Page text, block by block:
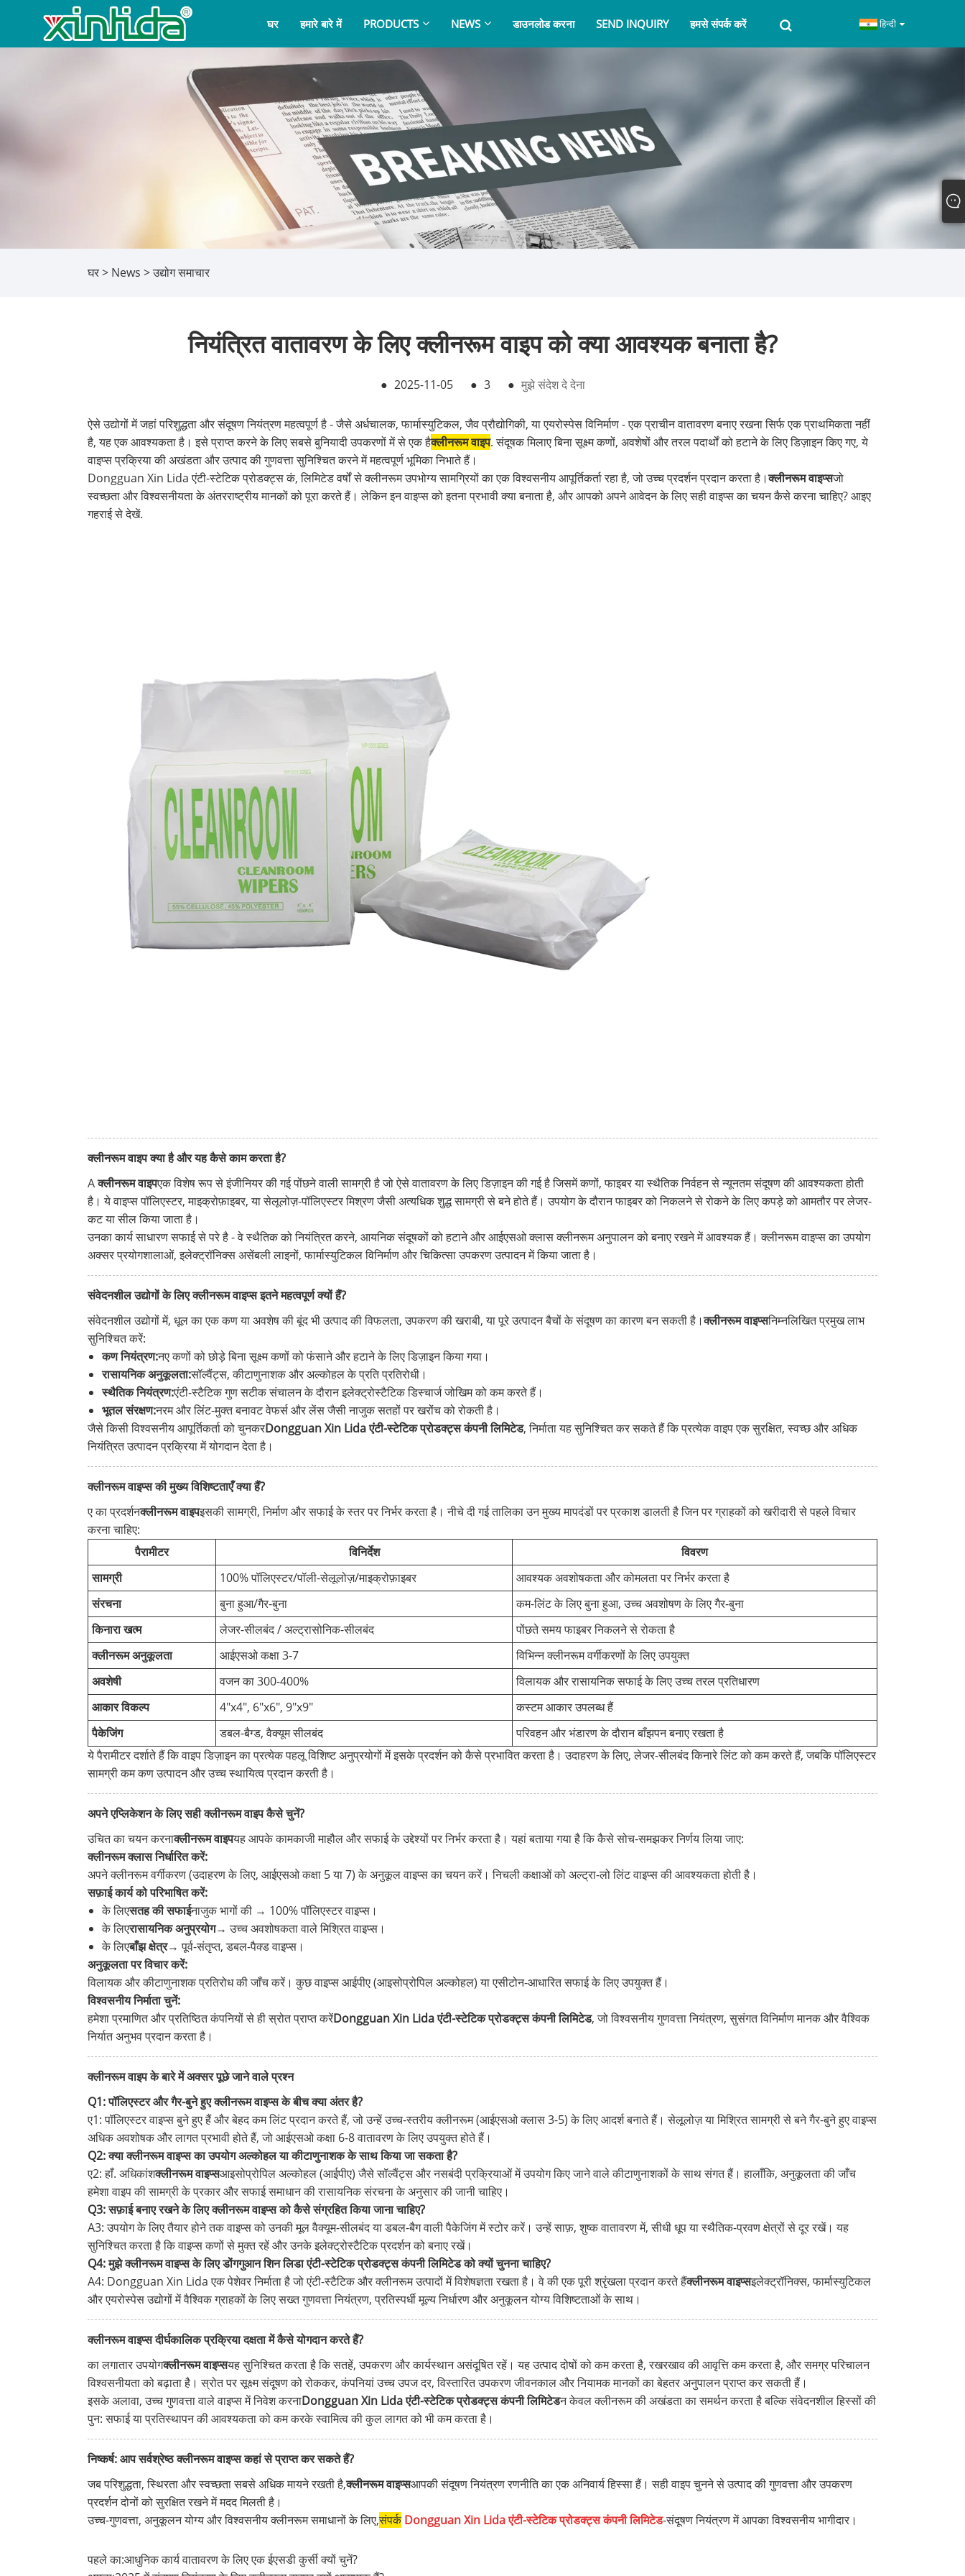
घर हमारे बारे में PRODUCTS NEWS डाउनलोड करना SEND INQUIRY हमसे संपर्क करें हिन्दी
घर> News >उद्योग समाचार
नियंत्रित वातावरण के लिए क्लीनरूम वाइप को क्या आवश्यक बनाता है?
● 2025-11-05 ● 3 ● मुझे संदेश दे देना
ऐसे उद्योगों में जहां परिशुद्धता और संदूषण नियंत्रण महत्वपूर्ण है - जैसे अर्धचालक, फार्मास्युटिकल, जैव प्रौद्योगिकी, या एयरोस्पेस विनिर्माण - एक प्राचीन वातावरण बनाए रखना सिर्फ एक प्राथमिकता नहीं
है, यह एक आवश्यकता है। इसे प्राप्त करने के लिए सबसे बुनियादी उपकरणों में से एक हैक्लीनरूम वाइप. संदूषक मिलाए बिना सूक्ष्म कणों, अवशेषों और तरल पदार्थों को हटाने के लिए डिज़ाइन किए गए, ये
वाइप्स प्रक्रिया की अखंडता और उत्पाद की गुणवत्ता सुनिश्चित करने में महत्वपूर्ण भूमिका निभाते हैं।
Dongguan Xin Lida एंटी-स्टेटिक प्रोडक्ट्स कं, लिमिटेड वर्षों से क्लीनरूम उपभोग्य सामग्रियों का एक विश्वसनीय आपूर्तिकर्ता रहा है, जो उच्च प्रदर्शन प्रदान करता है।क्लीनरूम वाइप्सजो
स्वच्छता और विश्वसनीयता के अंतरराष्ट्रीय मानकों को पूरा करते हैं। लेकिन इन वाइप्स को इतना प्रभावी क्या बनाता है, और आपको अपने आवेदन के लिए सही वाइप्स का चयन कैसे करना चाहिए? आइए
गहराई से देखें.
क्लीनरूम वाइप क्या है और यह कैसे काम करता है?
Aक्लीनरूम वाइपएक विशेष रूप से इंजीनियर की गई पोंछने वाली सामग्री है जो ऐसे वातावरण के लिए डिज़ाइन की गई है जिसमें कणों, फाइबर या स्थैतिक निर्वहन से न्यूनतम संदूषण की आवश्यकता होती
है। ये वाइप्स पॉलिएस्टर, माइक्रोफ़ाइबर, या सेलूलोज़-पॉलिएस्टर मिश्रण जैसी अत्यधिक शुद्ध सामग्री से बने होते हैं। उपयोग के दौरान फाइबर को निकलने से रोकने के लिए कपड़े को आमतौर पर लेजर-
कट या सील किया जाता है।
उनका कार्य साधारण सफाई से परे है - वे स्थैतिक को नियंत्रित करने, आयनिक संदूषकों को हटाने और आईएसओ क्लास क्लीनरूम अनुपालन को बनाए रखने में आवश्यक हैं। क्लीनरूम वाइप्स का उपयोग
अक्सर प्रयोगशालाओं, इलेक्ट्रॉनिक्स असेंबली लाइनों, फार्मास्युटिकल विनिर्माण और चिकित्सा उपकरण उत्पादन में किया जाता है।
संवेदनशील उद्योगों के लिए क्लीनरूम वाइप्स इतने महत्वपूर्ण क्यों हैं?
संवेदनशील उद्योगों में, धूल का एक कण या अवशेष की बूंद भी उत्पाद की विफलता, उपकरण की खराबी, या पूरे उत्पादन बैचों के संदूषण का कारण बन सकती है।क्लीनरूम वाइप्सनिम्नलिखित प्रमुख लाभ
सुनिश्चित करें:
कण नियंत्रण:नए कणों को छोड़े बिना सूक्ष्म कणों को फंसाने और हटाने के लिए डिज़ाइन किया गया।
रासायनिक अनुकूलता:सॉल्वैंट्स, कीटाणुनाशक और अल्कोहल के प्रति प्रतिरोधी।
स्थैतिक नियंत्रण:एंटी-स्टैटिक गुण सटीक संचालन के दौरान इलेक्ट्रोस्टैटिक डिस्चार्ज जोखिम को कम करते हैं।
भूतल संरक्षण:नरम और लिंट-मुक्त बनावट वेफर्स और लेंस जैसी नाजुक सतहों पर खरोंच को रोकती है।
जैसे किसी विश्वसनीय आपूर्तिकर्ता को चुनकरDongguan Xin Lida एंटी-स्टेटिक प्रोडक्ट्स कंपनी लिमिटेड, निर्माता यह सुनिश्चित कर सकते हैं कि प्रत्येक वाइप एक सुरक्षित, स्वच्छ और अधिक
नियंत्रित उत्पादन प्रक्रिया में योगदान देता है।
क्लीनरूम वाइप्स की मुख्य विशिष्टताएँ क्या हैं?
ए का प्रदर्शनक्लीनरूम वाइपइसकी सामग्री, निर्माण और सफाई के स्तर पर निर्भर करता है। नीचे दी गई तालिका उन मुख्य मापदंडों पर प्रकाश डालती है जिन पर ग्राहकों को खरीदारी से पहले विचार
करना चाहिए:
पैरामीटर
विनिर्देश
विवरण
सामग्री
100% पॉलिएस्टर/पॉली-सेलूलोज़/माइक्रोफ़ाइबर
आवश्यक अवशोषकता और कोमलता पर निर्भर करता है
संरचना
बुना हुआ/गैर-बुना
कम-लिंट के लिए बुना हुआ, उच्च अवशोषण के लिए गैर-बुना
किनारा खत्म
लेजर-सीलबंद / अल्ट्रासोनिक-सीलबंद
पोंछते समय फाइबर निकलने से रोकता है
क्लीनरूम अनुकूलता
आईएसओ कक्षा 3-7
विभिन्न क्लीनरूम वर्गीकरणों के लिए उपयुक्त
अवशेषी
वजन का 300-400%
विलायक और रासायनिक सफाई के लिए उच्च तरल प्रतिधारण
आकार विकल्प
4"x4", 6"x6", 9"x9"
कस्टम आकार उपलब्ध हैं
पैकेजिंग
डबल-बैग्ड, वैक्यूम सीलबंद
परिवहन और भंडारण के दौरान बाँझपन बनाए रखता है
ये पैरामीटर दर्शाते हैं कि वाइप डिज़ाइन का प्रत्येक पहलू विशिष्ट अनुप्रयोगों में इसके प्रदर्शन को कैसे प्रभावित करता है। उदाहरण के लिए, लेजर-सीलबंद किनारे लिंट को कम करते हैं, जबकि पॉलिएस्टर
सामग्री कम कण उत्पादन और उच्च स्थायित्व प्रदान करती है।
अपने एप्लिकेशन के लिए सही क्लीनरूम वाइप कैसे चुनें?
उचित का चयन करनाक्लीनरूम वाइपयह आपके कामकाजी माहौल और सफाई के उद्देश्यों पर निर्भर करता है। यहां बताया गया है कि कैसे सोच-समझकर निर्णय लिया जाए:
क्लीनरूम क्लास निर्धारित करें:
अपने क्लीनरूम वर्गीकरण (उदाहरण के लिए, आईएसओ कक्षा 5 या 7) के अनुकूल वाइप्स का चयन करें। निचली कक्षाओं को अल्ट्रा-लो लिंट वाइप्स की आवश्यकता होती है।
सफ़ाई कार्य को परिभाषित करें:
के लिएसतह की सफाईनाजुक भागों की → 100% पॉलिएस्टर वाइप्स।
के लिएरासायनिक अनुप्रयोग→ उच्च अवशोषकता वाले मिश्रित वाइप्स।
के लिएबाँझ क्षेत्र→ पूर्व-संतृप्त, डबल-पैक्ड वाइप्स।
अनुकूलता पर विचार करें:
विलायक और कीटाणुनाशक प्रतिरोध की जाँच करें। कुछ वाइप्स आईपीए (आइसोप्रोपिल अल्कोहल) या एसीटोन-आधारित सफाई के लिए उपयुक्त हैं।
विश्वसनीय निर्माता चुनें:
हमेशा प्रमाणित और प्रतिष्ठित कंपनियों से ही स्रोत प्राप्त करेंDongguan Xin Lida एंटी-स्टेटिक प्रोडक्ट्स कंपनी लिमिटेड, जो विश्वसनीय गुणवत्ता नियंत्रण, सुसंगत विनिर्माण मानक और वैश्विक
निर्यात अनुभव प्रदान करता है।
क्लीनरूम वाइप के बारे में अक्सर पूछे जाने वाले प्रश्न
Q1: पॉलिएस्टर और गैर-बुने हुए क्लीनरूम वाइप्स के बीच क्या अंतर है?
ए1: पॉलिएस्टर वाइप्स बुने हुए हैं और बेहद कम लिंट प्रदान करते हैं, जो उन्हें उच्च-स्तरीय क्लीनरूम (आईएसओ क्लास 3-5) के लिए आदर्श बनाते हैं। सेलूलोज़ या मिश्रित सामग्री से बने गैर-बुने हुए वाइप्स
अधिक अवशोषक और लागत प्रभावी होते हैं, जो आईएसओ कक्षा 6-8 वातावरण के लिए उपयुक्त होते हैं।
Q2: क्या क्लीनरूम वाइप्स का उपयोग अल्कोहल या कीटाणुनाशक के साथ किया जा सकता है?
ए2: हाँ. अधिकांशक्लीनरूम वाइप्सआइसोप्रोपिल अल्कोहल (आईपीए) जैसे सॉल्वैंट्स और नसबंदी प्रक्रियाओं में उपयोग किए जाने वाले कीटाणुनाशकों के साथ संगत हैं। हालाँकि, अनुकूलता की जाँच
हमेशा वाइप की सामग्री के प्रकार और सफाई समाधान की रासायनिक संरचना के अनुसार की जानी चाहिए।
Q3: सफ़ाई बनाए रखने के लिए क्लीनरूम वाइप्स को कैसे संग्रहित किया जाना चाहिए?
A3: उपयोग के लिए तैयार होने तक वाइप्स को उनकी मूल वैक्यूम-सीलबंद या डबल-बैग वाली पैकेजिंग में स्टोर करें। उन्हें साफ़, शुष्क वातावरण में, सीधी धूप या स्थैतिक-प्रवण क्षेत्रों से दूर रखें। यह
सुनिश्चित करता है कि वाइप्स कणों से मुक्त रहें और उनके इलेक्ट्रोस्टैटिक प्रदर्शन को बनाए रखें।
Q4: मुझे क्लीनरूम वाइप्स के लिए डोंगगुआन शिन लिडा एंटी-स्टेटिक प्रोडक्ट्स कंपनी लिमिटेड को क्यों चुनना चाहिए?
A4: Dongguan Xin Lida एक पेशेवर निर्माता है जो एंटी-स्टैटिक और क्लीनरूम उत्पादों में विशेषज्ञता रखता है। वे की एक पूरी श्रृंखला प्रदान करते हैंक्लीनरूम वाइप्सइलेक्ट्रॉनिक्स, फार्मास्युटिकल
और एयरोस्पेस उद्योगों में वैश्विक ग्राहकों के लिए सख्त गुणवत्ता नियंत्रण, प्रतिस्पर्धी मूल्य निर्धारण और अनुकूलन योग्य विशिष्टताओं के साथ।
क्लीनरूम वाइप्स दीर्घकालिक प्रक्रिया दक्षता में कैसे योगदान करते हैं?
का लगातार उपयोगक्लीनरूम वाइप्सयह सुनिश्चित करता है कि सतहें, उपकरण और कार्यस्थान असंदूषित रहें। यह उत्पाद दोषों को कम करता है, रखरखाव की आवृत्ति कम करता है, और समग्र परिचालन
विश्वसनीयता को बढ़ाता है। स्रोत पर सूक्ष्म संदूषण को रोककर, कंपनियां उच्च उपज दर, विस्तारित उपकरण जीवनकाल और नियामक मानकों का बेहतर अनुपालन प्राप्त कर सकती हैं।
इसके अलावा, उच्च गुणवत्ता वाले वाइप्स में निवेश करनाDongguan Xin Lida एंटी-स्टेटिक प्रोडक्ट्स कंपनी लिमिटेडन केवल क्लीनरूम की अखंडता का समर्थन करता है बल्कि संवेदनशील हिस्सों की
पुन: सफाई या प्रतिस्थापन की आवश्यकता को कम करके स्वामित्व की कुल लागत को भी कम करता है।
निष्कर्ष: आप सर्वश्रेष्ठ क्लीनरूम वाइप्स कहां से प्राप्त कर सकते हैं?
जब परिशुद्धता, स्थिरता और स्वच्छता सबसे अधिक मायने रखती है,क्लीनरूम वाइप्सआपकी संदूषण नियंत्रण रणनीति का एक अनिवार्य हिस्सा हैं। सही वाइप चुनने से उत्पाद की गुणवत्ता और उपकरण
प्रदर्शन दोनों को सुरक्षित रखने में मदद मिलती है।
उच्च-गुणवत्ता, अनुकूलन योग्य और विश्वसनीय क्लीनरूम समाधानों के लिए,संपर्क Dongguan Xin Lida एंटी-स्टेटिक प्रोडक्ट्स कंपनी लिमिटेड-संदूषण नियंत्रण में आपका विश्वसनीय भागीदार।
पहले का:आधुनिक कार्य वातावरण के लिए एक ईएसडी कुर्सी क्यों चुनें?